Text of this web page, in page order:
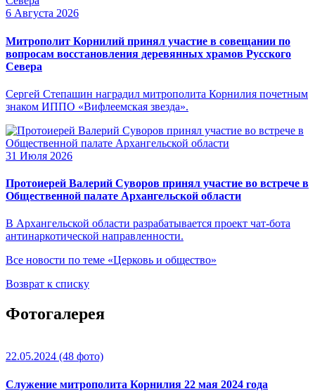
6 Августа 2026
Митрополит Корнилий принял участие в совещании по
вопросам восстановления деревянных храмов Русского
Севера
Сергей Степашин наградил митрополита Корнилия почетным
знаком ИППО «Вифлеемская звезда».
31 Июля 2026
Протоиерей Валерий Суворов принял участие во встрече в
Общественной палате Архангельской области
В Архангельской области разрабатывается проект чат-бота
антинаркотической направленности.
Все новости по теме «Церковь и общество»
Возврат к списку
Фотогалерея
22.05.2024 (48 фото)
Служение митрополита Корнилия 22 мая 2024 года